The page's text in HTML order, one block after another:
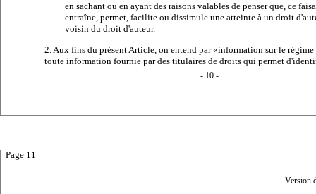
en sachant ou en ayant des raisons valables de penser que, ce
entraîne, permet, facilite ou dissimule une atteinte à un droit
voisin du droit d'auteur.
2. Aux fins du présent Article, on entend par «information sur le régime
toute information fournie par des titulaires de droits qui permet
- 10 -
Page 11
Version